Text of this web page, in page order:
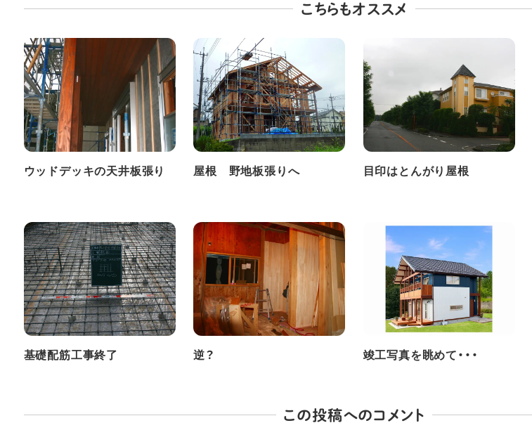
こちらもオススメ
ウッドデッキの天井板張り 屋根 野地板張りへ 目印はとんがり屋根
基礎配筋工事終了 逆？ 竣工写真を眺めて・・・
この投稿へのコメント